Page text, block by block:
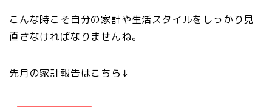
こんな時こそ自分の家計や生活スタイルをしっかり見
直さなければなりませんね。
先月の家計報告はこちら↓